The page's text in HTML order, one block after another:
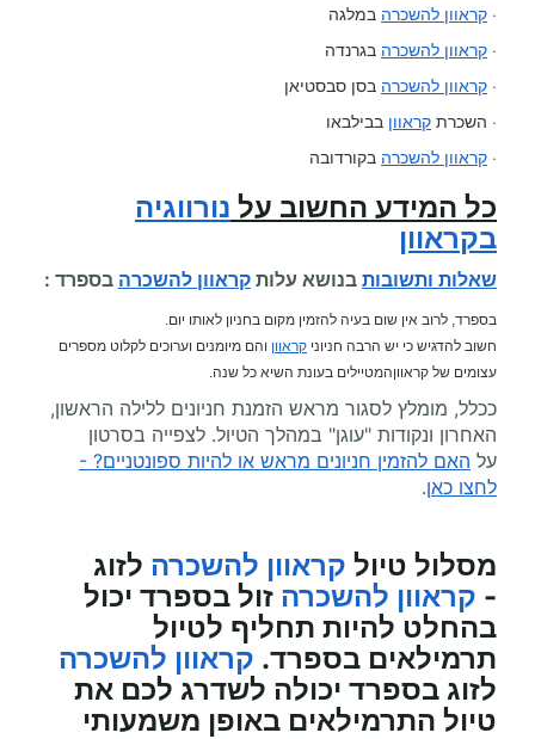
· קראוון להשכרה במלגה
· קראוון להשכרה בגרנדה
· קראוון להשכרה בסן סבסטיאן
· השכרת קראוון בבילבאו
· קראוון להשכרה בקורדובה
כל המידע החשוב על נורווגיה
בקראוון
שאלות ותשובות בנושא עלות קראוון להשכרה בספרד :
בספרד, לרוב אין שום בעיה להזמין מקום בחניון לאותו יום.
חשוב להדגיש כי יש הרבה חניוני קראוון והם מיומנים וערוכים לקלוט מספרים
עצומים של קראווןהמטיילים בעונת השיא כל שנה.
ככלל, מומלץ לסגור מראש הזמנת חניונים ללילה הראשון,
האחרון ונקודות "עוגן" במהלך הטיול. לצפייה בסרטון
על האם להזמין חניונים מראש או להיות ספונטניים? -
לחצו כאן.
מסלול טיול קראוון להשכרה לזוג
- קראוון להשכרה זול בספרד יכול
בהחלט להיות תחליף לטיול
תרמילאים בספרד. קראוון להשכרה
לזוג בספרד יכולה לשדרג לכם את
טיול התרמילאים באופן משמעותי